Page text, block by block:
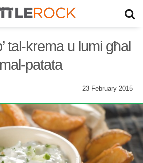
tal-krema u lumi għal
mal-patata
23 February 2015